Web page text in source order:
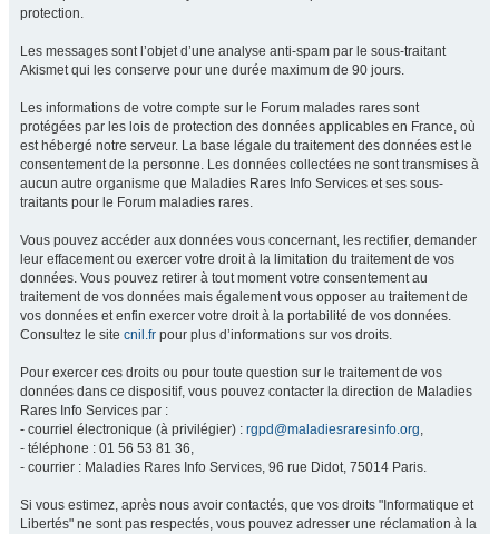
protection.
Les messages sont l’objet d’une analyse anti-spam par le sous-traitant
Akismet qui les conserve pour une durée maximum de 90 jours.
Les informations de votre compte sur le Forum malades rares sont
protégées par les lois de protection des données applicables en France, où
est hébergé notre serveur. La base légale du traitement des données est le
consentement de la personne. Les données collectées ne sont transmises à
aucun autre organisme que Maladies Rares Info Services et ses sous-
traitants pour le Forum maladies rares.
Vous pouvez accéder aux données vous concernant, les rectifier, demander
leur effacement ou exercer votre droit à la limitation du traitement de vos
données. Vous pouvez retirer à tout moment votre consentement au
traitement de vos données mais également vous opposer au traitement de
vos données et enfin exercer votre droit à la portabilité de vos données.
Consultez le site cnil.fr pour plus d’informations sur vos droits.
Pour exercer ces droits ou pour toute question sur le traitement de vos
données dans ce dispositif, vous pouvez contacter la direction de Maladies
Rares Info Services par :
- courriel électronique (à privilégier) : rgpd@maladiesraresinfo.org,
- téléphone : 01 56 53 81 36,
- courrier : Maladies Rares Info Services, 96 rue Didot, 75014 Paris.
Si vous estimez, après nous avoir contactés, que vos droits "Informatique et
Libertés" ne sont pas respectés, vous pouvez adresser une réclamation à la